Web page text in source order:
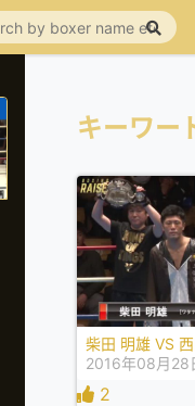
キーワ
柴田 明雄 VS
2016年08月28
2